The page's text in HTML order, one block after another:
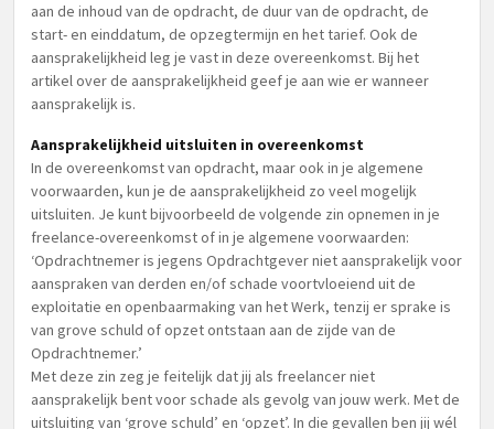
aan de inhoud van de opdracht, de duur van de opdracht, de
start- en einddatum, de opzegtermijn en het tarief. Ook de
aansprakelijkheid leg je vast in deze overeenkomst. Bij het
artikel over de aansprakelijkheid geef je aan wie er wanneer
aansprakelijk is.
Aansprakelijkheid uitsluiten in overeenkomst
In de overeenkomst van opdracht, maar ook in je algemene
voorwaarden, kun je de aansprakelijkheid zo veel mogelijk
uitsluiten. Je kunt bijvoorbeeld de volgende zin opnemen in je
freelance-overeenkomst of in je algemene voorwaarden:
‘Opdrachtnemer is jegens Opdrachtgever niet aansprakelijk voor
aanspraken van derden en/of schade voortvloeiend uit de
exploitatie en openbaarmaking van het Werk, tenzij er sprake is
van grove schuld of opzet ontstaan aan de zijde van de
Opdrachtnemer.’
Met deze zin zeg je feitelijk dat jij als freelancer niet
aansprakelijk bent voor schade als gevolg van jouw werk. Met de
uitsluiting van ‘grove schuld’ en ‘opzet’. In die gevallen ben jij wél